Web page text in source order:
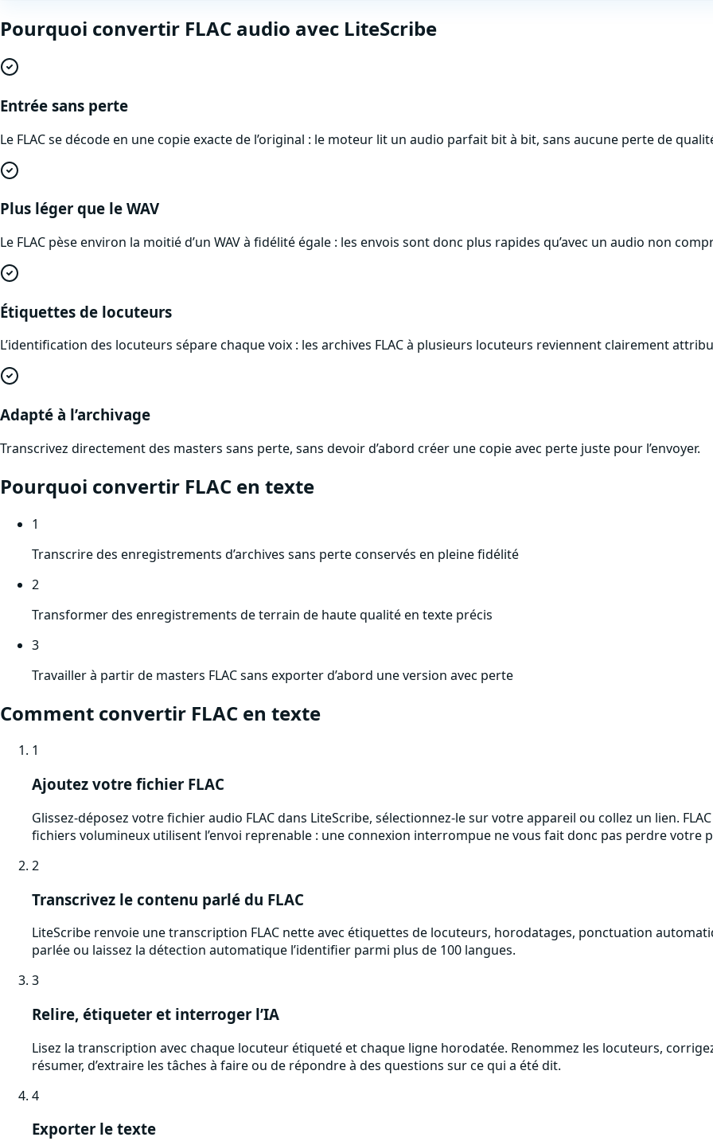
Pourquoi convertir FLAC audio avec LiteScribe
Entrée sans perte
Le FLAC se décode en une copie exacte de l’original : le moteur lit un audio parfait bit à bit, sans aucune perte de
Plus léger que le WAV
Le FLAC pèse environ la moitié d’un WAV à fidélité égale : les envois sont donc plus rapides qu’avec un audio non
Étiquettes de locuteurs
L’identification des locuteurs sépare chaque voix : les archives FLAC à plusieurs locuteurs reviennent clairement
Adapté à l’archivage
Transcrivez directement des masters sans perte, sans devoir d’abord créer une copie avec perte juste pour l’envoyer.
Pourquoi convertir FLAC en texte
1
Transcrire des enregistrements d’archives sans perte conservés en pleine fidélité
2
Transformer des enregistrements de terrain de haute qualité en texte précis
3
Travailler à partir de masters FLAC sans exporter d’abord une version avec perte
Comment convertir FLAC en texte
1
Ajoutez votre fichier FLAC
Glissez-déposez votre fichier audio FLAC dans LiteScribe, sélectionnez-le sur votre appareil ou collez un lien.
fichiers volumineux utilisent l’envoi reprenable : une connexion interrompue ne vous fait donc pas perdre votre
2
Transcrivez le contenu parlé du FLAC
LiteScribe renvoie une transcription FLAC nette avec étiquettes de locuteurs, horodatages, ponctuation
parlée ou laissez la détection automatique l’identifier parmi plus de 100 langues.
3
Relire, étiqueter et interroger l’IA
Lisez la transcription avec chaque locuteur étiqueté et chaque ligne horodatée. Renommez les locuteurs,
résumer, d’extraire les tâches à faire ou de répondre à des questions sur ce qui a été dit.
4
Exporter le texte